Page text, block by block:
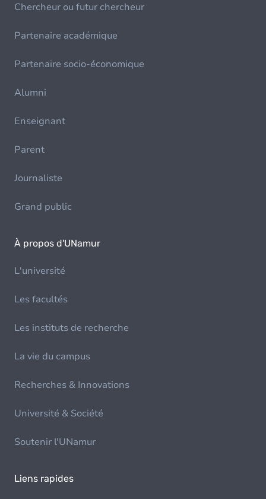
Chercheur ou futur chercheur
Partenaire académique
Partenaire socio-économique
Alumni
Enseignant
Parent
Journaliste
Grand public
À propos d'UNamur
L'université
Les facultés
Les instituts de recherche
La vie du campus
Recherches & Innovations
Université & Société
Soutenir l'UNamur
Liens rapides